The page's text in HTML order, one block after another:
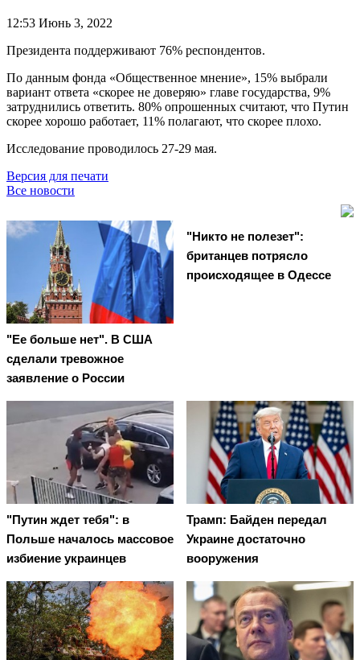
12:53 Июнь 3, 2022
Президента поддерживают 76% респондентов.
По данным фонда «Общественное мнение», 15% выбрали
вариант ответа «скорее не доверяю» главе государства, 9%
затруднились ответить. 80% опрошенных считают, что Путин
скорее хорошо работает, 11% полагают, что скорее плохо.
Исследование проводилось 27-29 мая.
Версия для печати
Все новости
"Ее больше нет". В США
сделали тревожное
заявление о России
"Никто не полезет":
британцев потрясло
происходящее в Одессе
"Путин ждет тебя": в
Польше началось массовое
избиение украинцев
Трамп: Байден передал
Украине достаточно
вооружения